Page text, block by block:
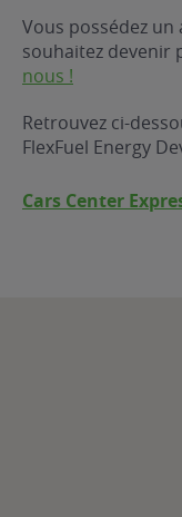
?
Vous possédez
souhaitez devenir
nous !
Retrouvez ci-
FlexFuel Energy
Cars Center